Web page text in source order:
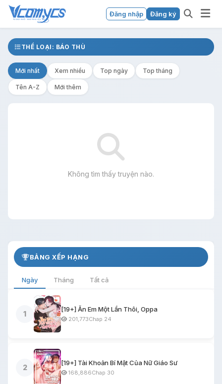
Đăng nhập Đăng ký
THỂ LOẠI: BÁO THÙ
Mới nhất Xem nhiều Top ngày Top tháng
Tên A-Z Mới thêm
Không tìm thấy truyện nào.
BẢNG XẾP HẠNG
Ngày Tháng Tất cả
1
[19+] Ăn Em Một Lần Thôi, Oppa
201,773Chap 24
2
[19+] Tài Khoản Bí Mật Của Nữ Giáo Sư
168,886Chap 30